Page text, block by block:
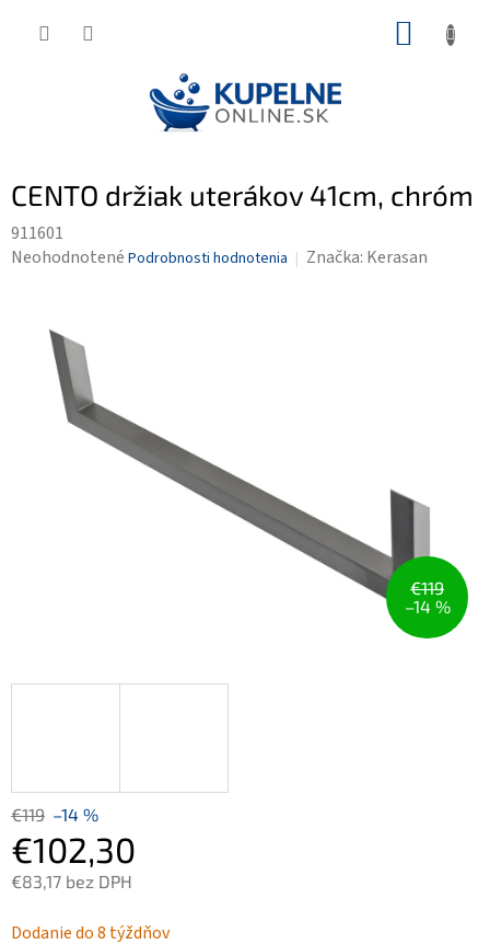
CENTO držiak uterákov 41cm, chróm
911601
Priemerné
hviezdičiek.
Neohodnotené Podrobnosti hodnotenia Značka: Kerasan
€119
–14 %
€119 –14 %
€102,30
€83,17 bez DPH
cena:
Dodanie do 8 týždňov